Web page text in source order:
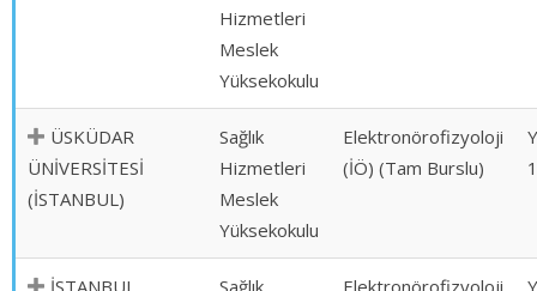
Hizmetleri
Meslek
Yüksekokulu
ÜSKÜDAR
ÜNİVERSİTESİ
(İSTANBUL)
Sağlık
Hizmetleri
Meslek
Yüksekokulu
Elektronörofizyoloji
(İÖ) (Tam Burslu)
1
İSTANBUL Sağlık Elektronörofizyoloji